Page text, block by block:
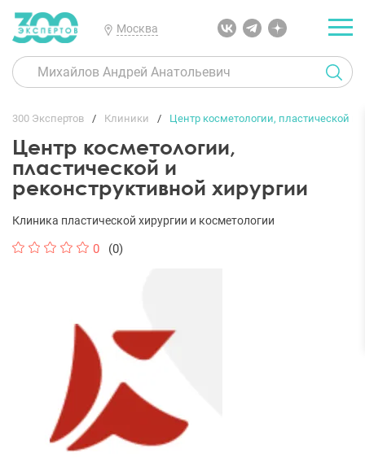
Москва
300 Экспертов Клиники Центр косметологии, пластической и
Центр косметологии,
пластической и
реконструктивной хирургии
Клиника пластической хирургии и косметологии
0 (0)